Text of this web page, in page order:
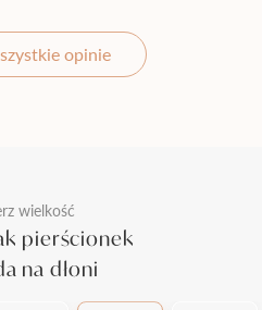
opinie
wielkość
pierścionek
na dłoni